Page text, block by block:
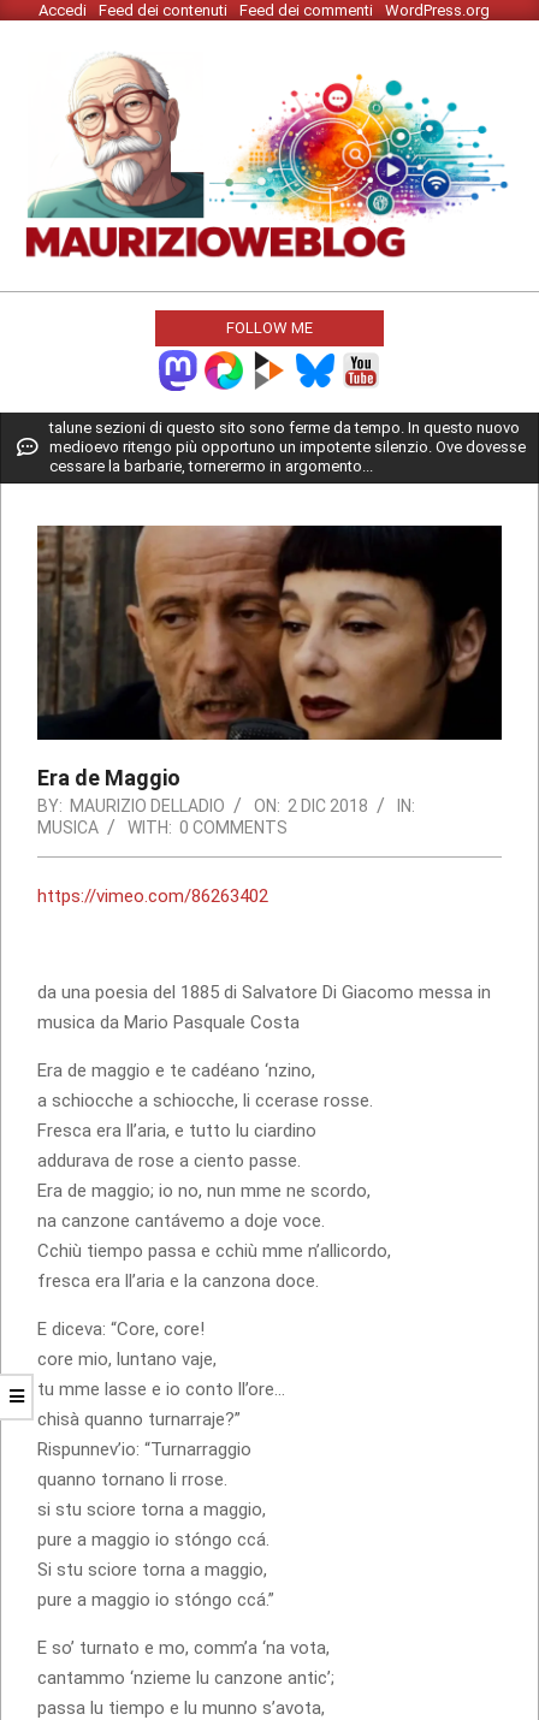
Skip Accedi Feed dei contenuti Feed dei commenti WordPress.org
MAURIZIO
WEBLOG
FOLLOW ME
Primary
Navigation
Menu
talune sezioni di questo sito sono ferme da tempo. In questo nuovo
medioevo ritengo più opportuno un impotente silenzio. Ove dovesse
cessare la barbarie, tornerermo in argomento...
Era de Maggio
BY: MAURIZIO DELLADIO ON: 2 DIC 2018
IN:
MUSICA
WITH: 0 COMMENTS
https://vimeo.com/86263402
da una poesia del 1885 di Salvatore Di Giacomo messa in
musica da Mario Pasquale Costa
Era de maggio e te cadéano ‘nzino,
a schiocche a schiocche, li ccerase rosse.
Fresca era ll’aria, e tutto lu ciardino
addurava de rose a ciento passe.
Era de maggio; io no, nun mme ne scordo,
na canzone cantávemo a doje voce.
Cchiù tiempo passa e cchiù mme n’allicordo,
fresca era ll’aria e la canzona doce.
E diceva: “Core, core!
core mio, luntano vaje,
tu mme lasse e io conto ll’ore…
chisà quanno turnarraje?”
Rispunnev’io: “Turnarraggio
quanno tornano li rrose.
si stu sciore torna a maggio,
pure a maggio io stóngo ccá.
Si stu sciore torna a maggio,
pure a maggio io stóngo ccá.”
E so’ turnato e mo, comm’a ‘na vota,
cantammo ‘nzieme lu canzone antic’;
passa lu tiempo e lu munno s’avota,